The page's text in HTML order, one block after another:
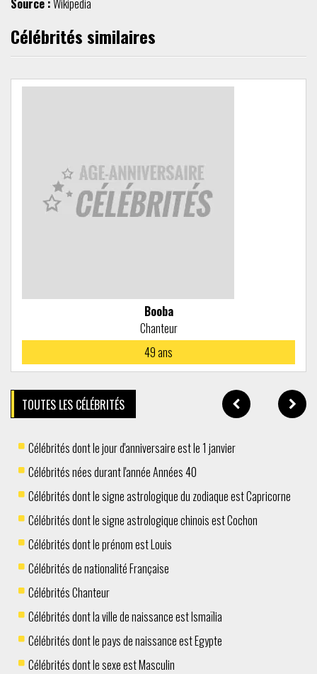
Célébrités similaires
Booba
Chanteur
49ans
TOUTES LES CÉLÉBRITÉS
Célébrités dont le jour d'anniversaire est le 1 janvier
Célébrités nées durant l'année Années 40
Célébrités dont le signe astrologique du zodiaque est Capricorne
Célébrités dont le signe astrologique chinois est Cochon
Célébrités dont le prénom est Louis
Célébrités de nationalité Française
Célébrités Chanteur
Célébrités dont la ville de naissance est Ismaïlia
Célébrités dont le pays de naissance est Egypte
Célébrités dont le sexe est Masculin